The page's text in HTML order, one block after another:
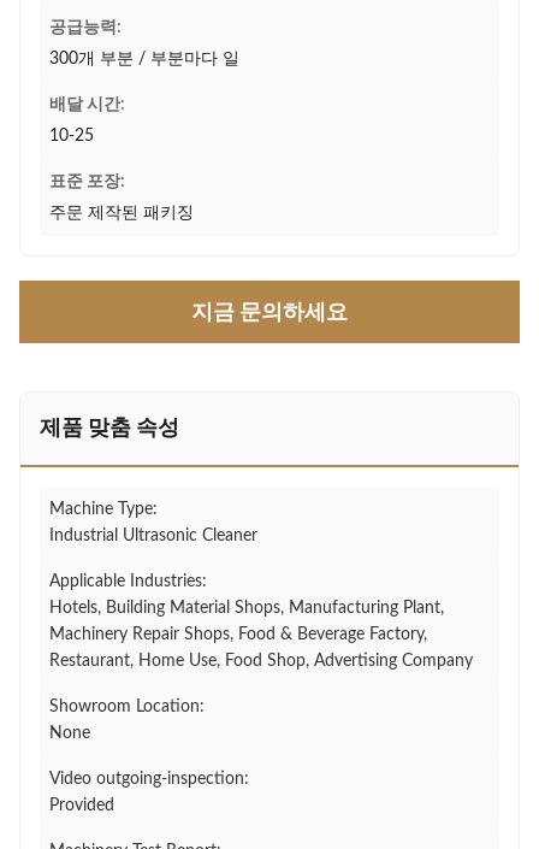
공급능력:
300개 부분 / 부분마다 일
배달 시간:
10-25
표준 포장:
주문 제작된 패키징
지금 문의하세요
제품 맞춤 속성
Machine Type:
Industrial Ultrasonic Cleaner
Applicable Industries:
Hotels, Building Material Shops, Manufacturing Plant,
Machinery Repair Shops, Food & Beverage Factory,
Restaurant, Home Use, Food Shop, Advertising Company
Showroom Location:
None
Video outgoing-inspection:
Provided